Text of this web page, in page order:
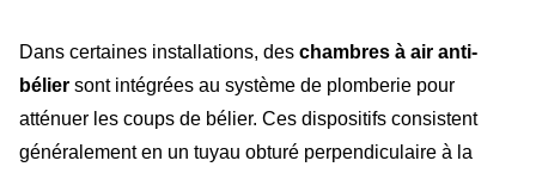
Dans certaines installations, des chambres à air anti-
bélier sont intégrées au système de plomberie pour
atténuer les coups de bélier. Ces dispositifs consistent
généralement en un tuyau obturé perpendiculaire à la